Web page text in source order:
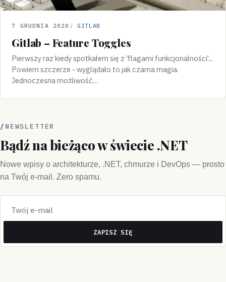
7 GRUDNIA 2020 GITLAB
Gitlab – Feature Toggles
Pierwszy raz kiedy spotkałem się z 'flagami funkcjonalności'...
Powiem szczerze - wyglądało to jak czarna magia.
Jednoczesna możliwość…
NEWSLETTER
Bądź na bieżąco w świecie .NET
Nowe wpisy o architekturze, .NET, chmurze i DevOps — prosto
na Twój e-mail. Zero spamu.
ZAPISZ SIĘ